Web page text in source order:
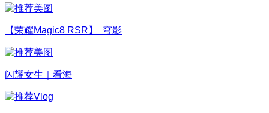
【荣耀Magic8 RSR】 穹影
闪耀女生｜看海